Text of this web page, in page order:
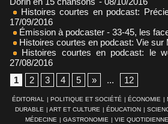
Histoires courtes en podcast:
17/09/2016
Émission à podcaster - 33-45, les
Histoires courtes en podcast: Vie sur
Histoires courtes en podcast: le
27/08/2016
1
2 3 4 5 » ... 12
ÉDITORIAL | POLITIQUE ET SOCIÉTÉ | ÉCONOMIE |
DURABLE | ART ET CULTURE | ÉDUCATION |
MÉDECINE | GASTRONOMIE | VIE QUOTIDIENNE